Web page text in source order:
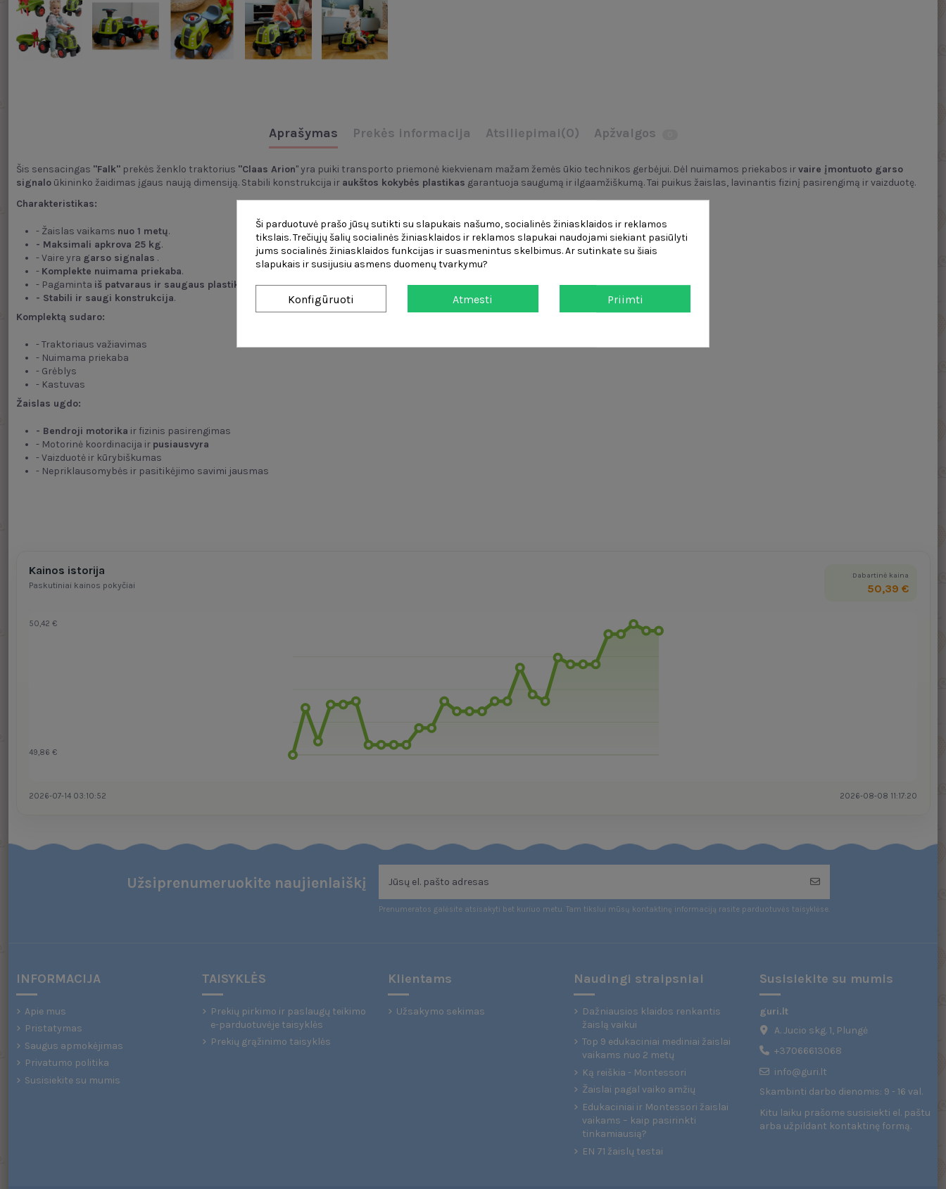
Aprašymas Prekės informacija Atsiliepimai(0) Apžvalgos
Šis sensacingas "Falk"prekės ženklo traktorius "Claas Arion" yra puiki transporto priemonė kiekvienam mažam žemės ūkio technikos gerbėjui. Dėl nuimamos priekabos irvaire įmontuoto garso
signaloūkininko žaidimas įgaus naują dimensiją. Stabili konstrukcija ir aukštos kokybės plastikas garantuoja saugumą ir ilgaamžiškumą. Tai puikus žaislas, lavinantis fizinį pasirengimą ir vaizduotę.
Charakteristikas:
- Žaislas vaikams nuo 1 metų.
- Maksimali apkrova 25 kg.
- Vaire yra garso signalas .
- Komplekte nuimama priekaba.
- Pagaminta iš patvaraus ir saugaus plastiko
- Stabili ir saugi konstrukcija.
Komplektą sudaro:
- Traktoriaus važiavimas
- Nuimama priekaba
- Grėblys
- Kastuvas
Žaislas ugdo:
- Bendroji motorika ir fizinis pasirengimas
- Motorinė koordinacija ir pusiausvyra
- Vaizduotė ir kūrybiškumas
- Nepriklausomybės ir pasitikėjimo savimi jausmas
Kainos istorija
Paskutiniai kainos pokyčiai
Dabartinė kaina
50,39 €
50,42 €
49,86 €
2026-07-14 03:10:52 2026-08-08 11:17:20
Užsiprenumeruokite naujienlaiškį
Prenumeratos galėsite atsisakyti bet kuriuo metu. Tam tikslui mūsų kontaktinę informaciją rasite parduotuvės taisyklėse.
INFORMACIJA
Apie mus
Pristatymas
Saugus apmokėjimas
Privatumo politika
Susisiekite su mumis
TAISYKLĖS
Prekių pirkimo ir paslaugų teikimo
e-parduotuvėje taisyklės
Prekių grąžinimo taisyklės
Klientams
Užsakymo sekimas
Naudingi straipsniai
Dažniausios klaidos renkantis
žaislą vaikui
Top 9 edukaciniai mediniai žaislai
vaikams nuo 2 metų
Ką reiškia - Montessori
Žaislai pagal vaiko amžių
Edukaciniai ir Montessori žaislai
vaikams – kaip pasirinkti
tinkamiausią?
EN 71 žaislų testai
Susisiekite su mumis
guri.lt
A. Jucio skg. 1, Plungė
+37066613068
info@guri.lt
Skambinti darbo dienomis: 9 - 16 val.
Kitu laiku prašome susisiekti el. paštu
arba užpildant kontaktinę formą.
Ši parduotuvė prašo jūsų sutikti su slapukais našumo, socialinės žiniasklaidos ir reklamos
tikslais. Trečiųjų šalių socialinės žiniasklaidos ir reklamos slapukai naudojami siekiant pasiūlyti
jums socialinės žiniasklaidos funkcijas ir suasmenintus skelbimus. Ar sutinkate su šiais
slapukais ir susijusiu asmens duomenų tvarkymu?
Konfigūruoti Atmesti Priimti